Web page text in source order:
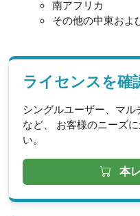
南アフリカ
その他の中東およ
ライセンスを確
シングルユーザー、マ
など、 お客様のニーズ
い。
本